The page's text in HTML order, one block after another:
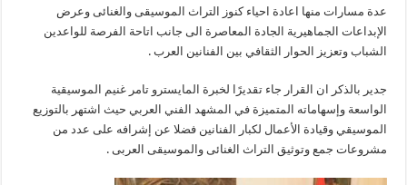
عدة مسارات منها اعادة احياء كنوز التراث الموسيقى والغنائى وعرض
الإبداعات الجماهيرية الجادة المعاصرة الى جانب اتاحة الفرصة للواعدين
الشباب وتعزيز الحوار الثقافي بين الفنانين العرب .
جدير بالذكر ان القرار جاء تقديرًا لخبرة المايسترو تامر غنيم الموسيقية
الواسعة وإسهاماته المتميزة في المشهد الفني العربي حيث اشتهر بالتوزيع
الموسيقي وقيادة الأعمال لكبار الفنانين فضلا عن إشرافه على عدد من
مشروعات جمع وتوثيق التراث الغنائى والموسيقى العربى .